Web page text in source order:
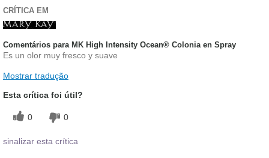
CRÍTICA EM
Comentários para MK High Intensity Ocean® Colonia en Spray
Es un olor muy fresco y suave
Mostrar tradução
Esta crítica foi útil?
0 0
sinalizar esta crítica